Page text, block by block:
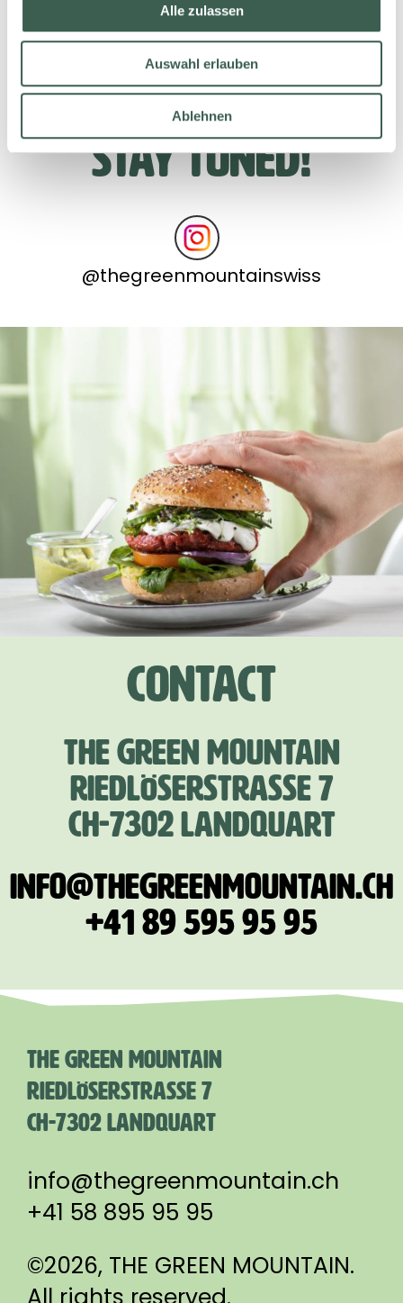
Alle zulassen
Auswahl erlauben
Ablehnen
Stay tuned!
@thegreenmountainswiss
Contact
THE GREEN MOUNTAIN
RIEDLÖSERSTRASSE 7
CH-7302 LANDQUART
INFO@THEGREENMOUNTAIN.CH
+41 89 595 95 95
THE GREEN MOUNTAIN
RIEDLÖSERSTRASSE 7
CH-7302 LANDQUART
info@thegreenmountain.ch
+41 58 895 95 95
©2026, THE GREEN MOUNTAIN.